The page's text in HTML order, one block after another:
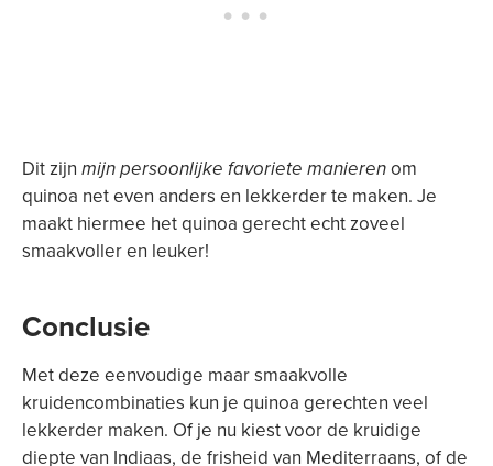
Dit zijn mijn persoonlijke favoriete manierenom
quinoa net even anders en lekkerder te maken. Je
maakt hiermee het quinoa gerecht echt zoveel
smaakvoller en leuker!
Conclusie
Met deze eenvoudige maar smaakvolle
kruidencombinaties kun je quinoa gerechten veel
lekkerder maken. Of je nu kiest voor de kruidige
diepte van Indiaas, de frisheid van Mediterraans, of de